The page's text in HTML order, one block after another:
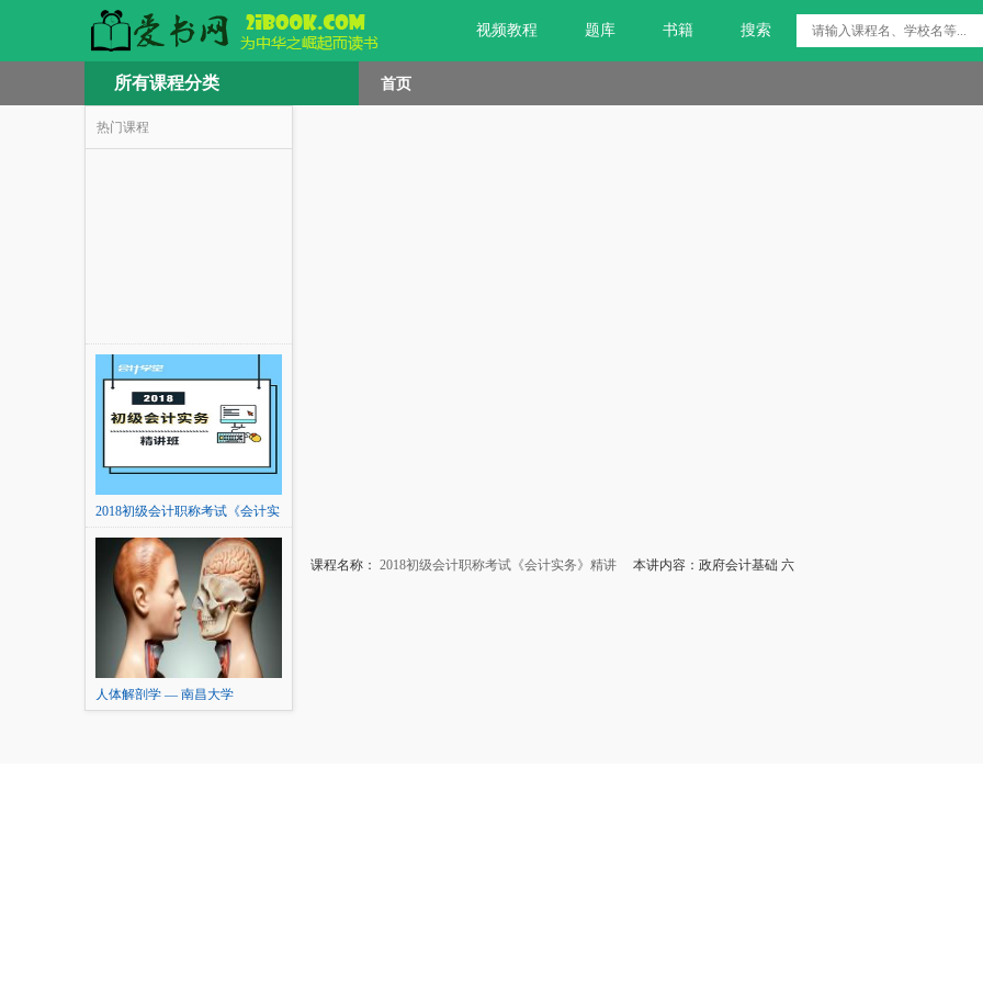
视频教程 题库 书籍 搜索
所有课程分类 首页
热门课程
2018初级会计职称考试《会计实
人体解剖学 — 南昌大学
课程名称： 2018初级会计职称考试《会计实务》精讲 本讲内容：政府会计基础 六